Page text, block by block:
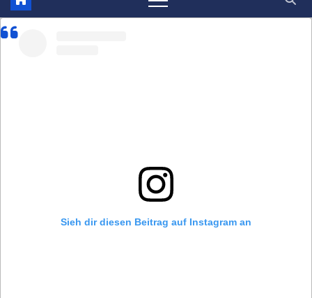
Sieh dir diesen Beitrag auf Instagram an